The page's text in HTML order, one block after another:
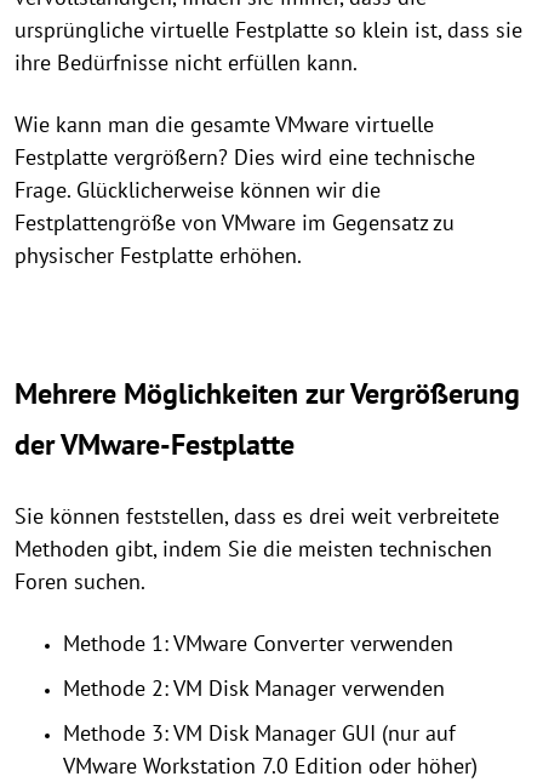
ursprüngliche virtuelle Festplatte so klein ist, dass sie
ihre Bedürfnisse nicht erfüllen kann.
Wie kann man die gesamte VMware virtuelle
Festplatte vergrößern? Dies wird eine technische
Frage. Glücklicherweise können wir die
Festplattengröße von VMware im Gegensatz zu
physischer Festplatte erhöhen.
Mehrere Möglichkeiten zur Vergrößerung
der VMware-Festplatte
Sie können feststellen, dass es drei weit verbreitete
Methoden gibt, indem Sie die meisten technischen
Foren suchen.
Methode 1: VMware Converter verwenden
Methode 2: VM Disk Manager verwenden
Methode 3: VM Disk Manager GUI (nur auf
VMware Workstation 7.0 Edition oder höher)